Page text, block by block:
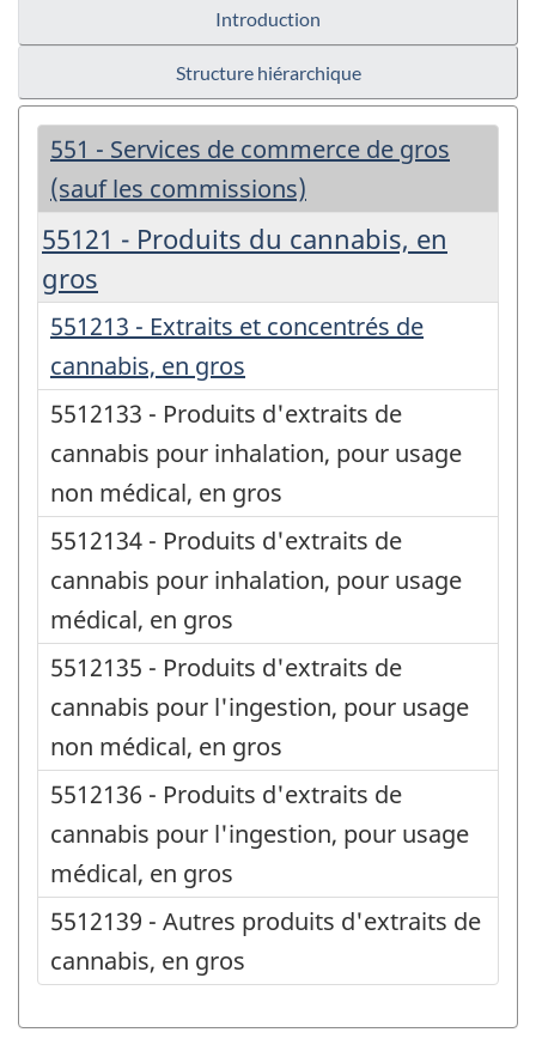
Introduction
Structure hiérarchique
551 - Services de commerce de gros
(sauf les commissions)
55121 - Produits du cannabis, en
gros
551213 - Extraits et concentrés de
cannabis, en gros
5512133 - Produits d'extraits de
cannabis pour inhalation, pour usage
non médical, en gros
5512134 - Produits d'extraits de
cannabis pour inhalation, pour usage
médical, en gros
5512135 - Produits d'extraits de
cannabis pour l'ingestion, pour usage
non médical, en gros
5512136 - Produits d'extraits de
cannabis pour l'ingestion, pour usage
médical, en gros
5512139 - Autres produits d'extraits de
cannabis, en gros